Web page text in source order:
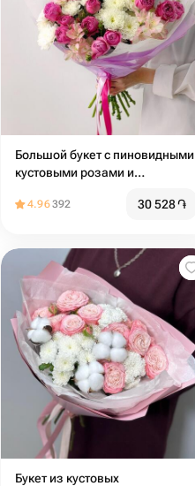
Большой букет с пиновидными
кустовыми розами и
4.96392 30 528֏
Букет из кустовых